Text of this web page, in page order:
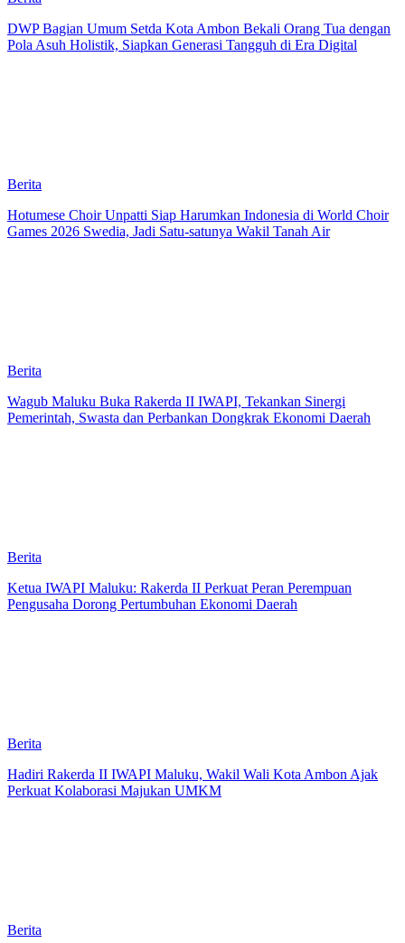
DWP Bagian Umum Setda Kota Ambon Bekali Orang Tua dengan
Pola Asuh Holistik, Siapkan Generasi Tangguh di Era Digital
Berita
Hotumese Choir Unpatti Siap Harumkan Indonesia di World Choir
Games 2026 Swedia, Jadi Satu-satunya Wakil Tanah Air
Berita
Wagub Maluku Buka Rakerda II IWAPI, Tekankan Sinergi
Pemerintah, Swasta dan Perbankan Dongkrak Ekonomi Daerah
Berita
Ketua IWAPI Maluku: Rakerda II Perkuat Peran Perempuan
Pengusaha Dorong Pertumbuhan Ekonomi Daerah
Berita
Hadiri Rakerda II IWAPI Maluku, Wakil Wali Kota Ambon Ajak
Perkuat Kolaborasi Majukan UMKM
Berita